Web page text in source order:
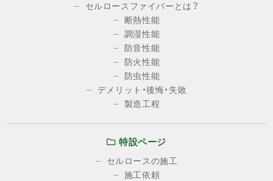
セルロースファイバーとは？
断熱性能
調湿性能
防音性能
防火性能
防虫性能
デメリット・後悔・失敗
製造工程
特設ページ
セルロースの施工
施工依頼